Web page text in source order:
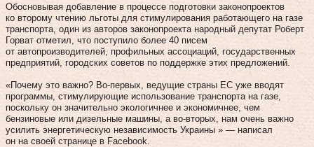
Обосновывая добавление в процессе подготовки законопроектов
ко второму чтению льготы для стимулирования работающего на газе
транспорта, один из авторов законопроекта народный депутат Роберт
Горват отметил, что поступило более 40 писем
от автопроизводителей, профильных ассоциаций, государственных
предприятий, городских советов по поддержке этих предложений.
«Почему это важно? Во-первых, ведущие страны ЕС уже вводят
программы, стимулирующие использование транспорта на газе,
поскольку он значительно экологичнее и экономичнее, чем
бензиновые или дизельные машины, а во-вторых, нам очень важно
усилить энергетическую независимость Украины » — написал
он на своей странице в Facebook.